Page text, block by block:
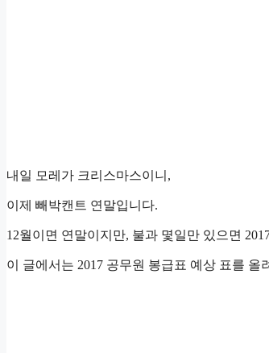
내일 모레가 크리스마스이니,
이제 빼박캔트 연말입니다.
12월이면 연말이지만, 불과 몇일만 있으면
이 글에서는 2017 공무원 봉급표 예상 표를 올